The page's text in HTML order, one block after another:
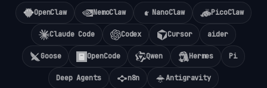
OpenClaw NemoClaw NanoClaw PicoClaw
Claude Code Codex Cursor aider
Goose OpenCode Qwen Hermes Pi
Deep Agents n8n Antigravity